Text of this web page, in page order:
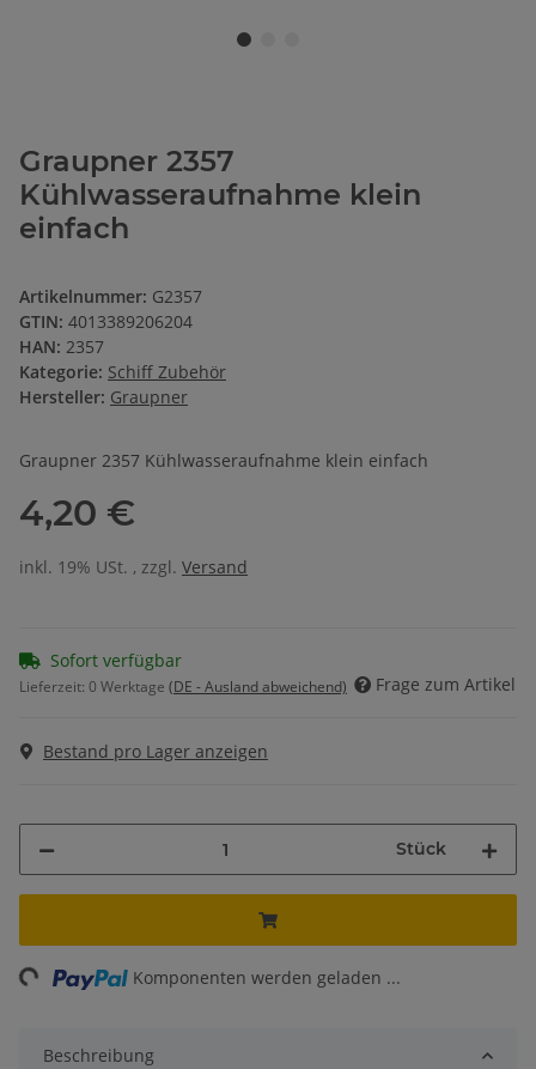
Graupner 2357
Kühlwasseraufnahme klein
einfach
Artikelnummer: G2357
GTIN: 4013389206204
HAN: 2357
Kategorie: Schiff Zubehör
Hersteller: Graupner
Graupner 2357 Kühlwasseraufnahme klein einfach
4,20 €
inkl. 19% USt. , zzgl. Versand
Sofort verfügbar
Lieferzeit: 0 Werktage (DE - Ausland abweichend) Frage zum Artikel
Bestand pro Lager anzeigen
Stück
Komponenten werden geladen ...
Beschreibung